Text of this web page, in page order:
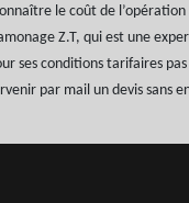
le coût de
Z.T, qui est une
ses conditions tarifaires pas
par mail un devis sans